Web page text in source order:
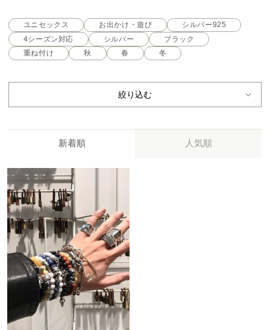
ユニセックス お出かけ・遊び
シルバー925
4シーズン対応
シルバー
ブラック
重ね付け
秋 春 冬
絞り込む
新着順 人気順